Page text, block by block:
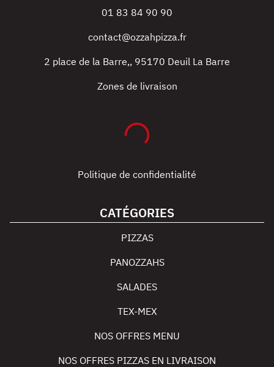
01 83 84 90 90
contact@ozzahpizza.fr
2 place de la Barre,, 95170 Deuil La Barre
Zones de livraison
Politique de confidentialité
CATÉGORIES
PIZZAS
PANOZZAHS
SALADES
TEX-MEX
NOS OFFRES MENU
NOS OFFRES PIZZAS EN LIVRAISON